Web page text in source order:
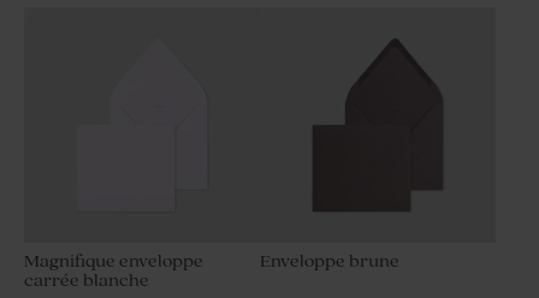
Magnifique enveloppe
carrée blanche
Enveloppe brune